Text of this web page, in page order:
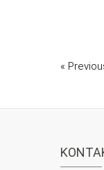
«